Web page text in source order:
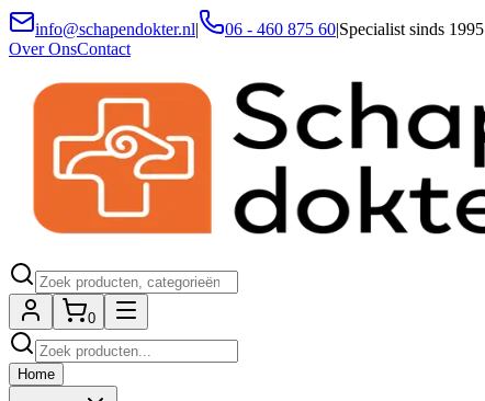
info@schapendokter.nl| 06 - 460 875 60|Specialist sinds 1995
Over OnsContact
0
Home